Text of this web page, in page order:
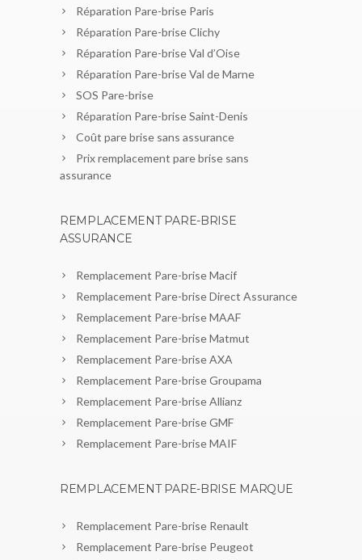
Réparation Pare-brise Paris
Réparation Pare-brise Clichy
Réparation Pare-brise Val d’Oise
Réparation Pare-brise Val de Marne
SOS Pare-brise
Réparation Pare-brise Saint-Denis
Coût pare brise sans assurance
Prix remplacement pare brise sans
assurance
REMPLACEMENT PARE-BRISE
ASSURANCE
Remplacement Pare-brise Macif
Remplacement Pare-brise Direct Assurance
Remplacement Pare-brise MAAF
Remplacement Pare-brise Matmut
Remplacement Pare-brise AXA
Remplacement Pare-brise Groupama
Remplacement Pare-brise Allianz
Remplacement Pare-brise GMF
Remplacement Pare-brise MAIF
REMPLACEMENT PARE-BRISE MARQUE
Remplacement Pare-brise Renault
Remplacement Pare-brise Peugeot